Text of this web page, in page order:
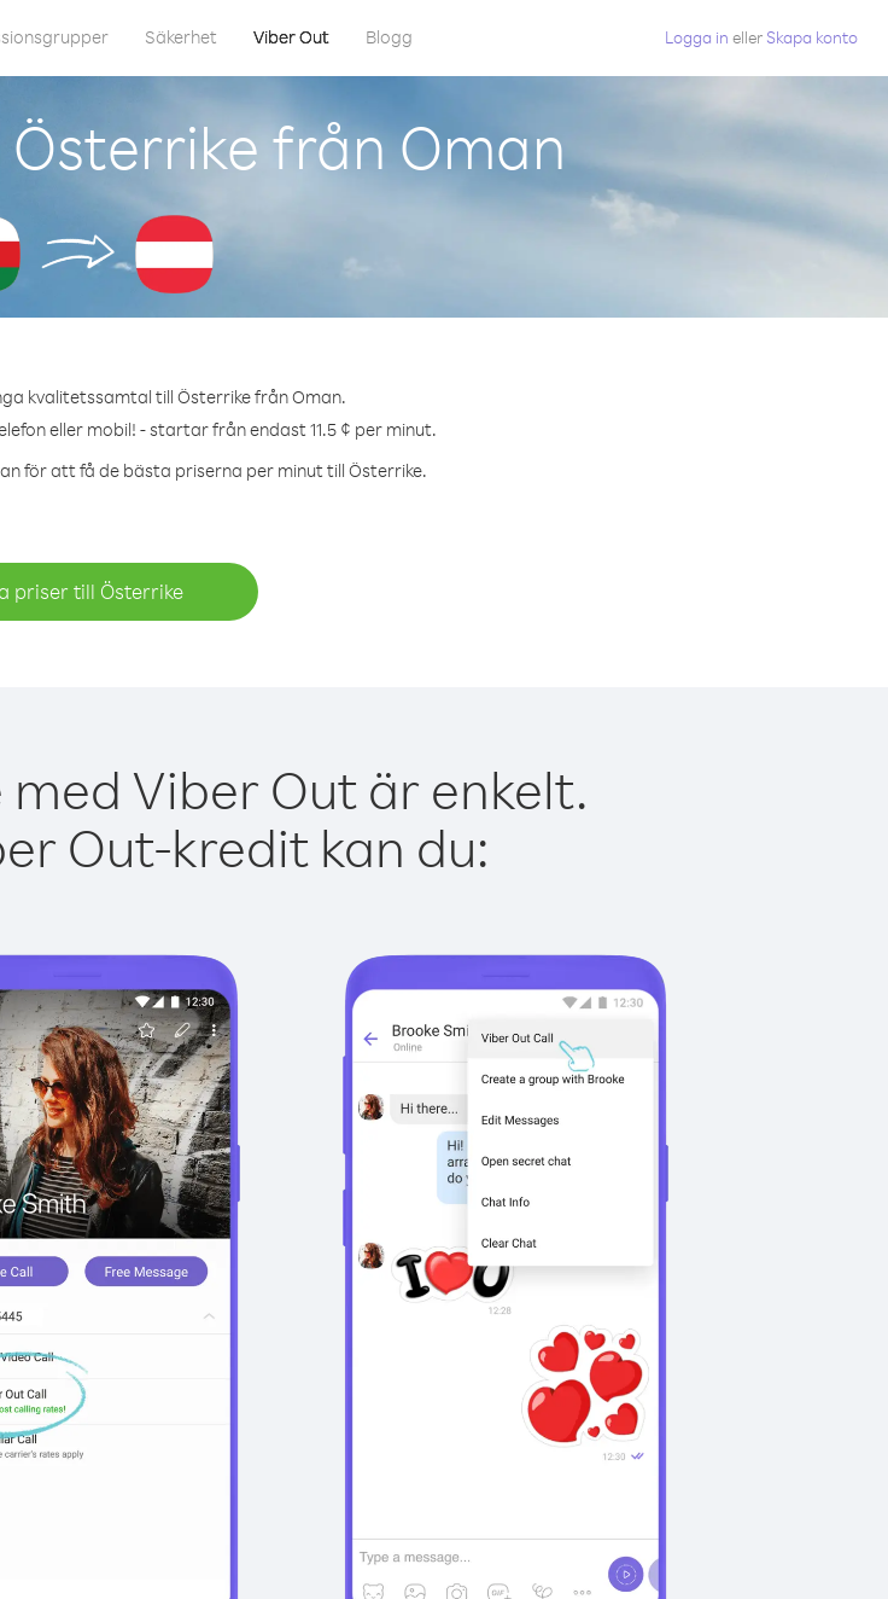
Säkerhet Viber Out Blogg Logga in eller Skapa konto
från Oman
kvalitetssamtal till Österrike från Oman.
eller mobil! - startar från endast 11.5 ¢ per minut.
för att få de bästa priserna per minut till Österrike.
priser till Österrike
Viber Out är enkelt.
Out-kredit kan du: